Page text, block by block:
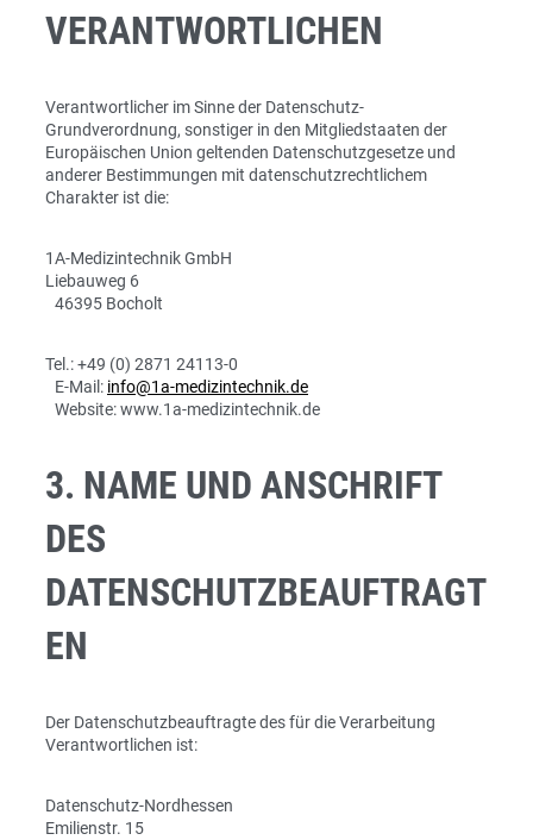
VERANTWORTLICHEN
Verantwortlicher im Sinne der Datenschutz-
Grundverordnung, sonstiger in den Mitgliedstaaten der
Europäischen Union geltenden Datenschutzgesetze und
anderer Bestimmungen mit datenschutzrechtlichem
Charakter ist die:
1A-Medizintechnik GmbH
Liebauweg 6
46395 Bocholt
Tel.: +49 (0) 2871 24113-0
E-Mail: info@1a-medizintechnik.de
Website: www.1a-medizintechnik.de
3. NAME UND ANSCHRIFT
DES
DATENSCHUTZBEAUFTRAGT
EN
Der Datenschutzbeauftragte des für die Verarbeitung
Verantwortlichen ist:
Datenschutz-Nordhessen
Emilienstr. 15